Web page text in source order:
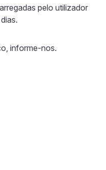
pelo utilizador
informe-nos.